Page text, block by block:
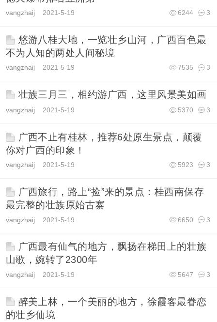
vangzhaij 2021-5-19 3
6244
悠游八桂大地，一览壮乡山河，广西百色最
不为人知的两处人间秘境
vangzhaij 2021-5-19 3
7535
壮族三月三，相约游广西，这里风景美如画
vangzhaij 2021-5-19 3
5370
广西不止有桂林，推荐6处原生景点，颠覆
你对广西的印象！
vangzhaij 2021-5-19 3
5923
广西旅行，路上“捡”来的景点：桂西南保存
最完整的壮族原始古寨
vangzhaij 2021-5-19 3
6650
广西最有仙气的地方，飘扬在梯田上的壮族
山歌，婉转了2300年
vangzhaij 2021-5-19 3
5647
醉美上林，一个美丽的地方，徐霞客最眷恋
的壮乡仙境